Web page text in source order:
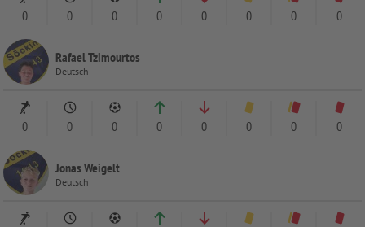
0 0 0 0 0 0 0 0
Rafael Tzimourtos
Deutsch
0 0 0 0 0 0 0 0
Jonas Weigelt
Deutsch